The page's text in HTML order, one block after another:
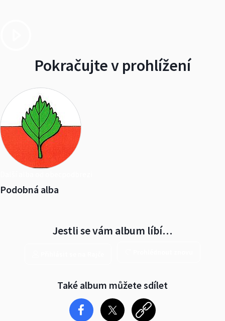
Pokračujte v prohlížení
Podobná alba
Jestli se vám album líbí…
Také album můžete sdílet